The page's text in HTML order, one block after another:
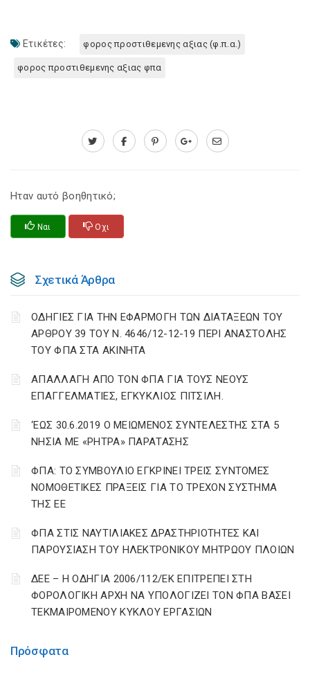
Πρόσφατα
Ετικέτες: φορος προστιθεμενης αξιας (φ.π.α.)
φορος προστιθεμενης αξιας φπα
Ηταν αυτό βοηθητικό;
Ναι Οχι
Σχετικά Άρθρα
ΟΔΗΓΙΕΣ ΓΙΑ ΤΗΝ ΕΦΑΡΜΟΓΗ ΤΩΝ ΔΙΑΤΑΞΕΩΝ ΤΟΥ
ΑΡΘΡΟΥ 39 ΤΟΥ Ν. 4646/12-12-19 ΠΕΡΙ ΑΝΑΣΤΟΛΗΣ
ΤΟΥ ΦΠΑ ΣΤΑ ΑΚΙΝΗΤΑ
ΑΠΑΛΛΑΓΗ ΑΠΟ ΤΟΝ ΦΠΑ ΓΙΑ ΤΟΥΣ ΝΕΟΥΣ
ΕΠΑΓΓΕΛΜΑΤΙΕΣ, ΕΓΚΥΚΛΙΟΣ ΠΙΤΣΙΛΗ.
‘ΕΩΣ 30.6.2019 Ο ΜΕΙΩΜΕΝΟΣ ΣΥΝΤΕΛΕΣΤΗΣ ΣΤΑ 5
ΝΗΣΙΑ ΜΕ «ΡΗΤΡΑ» ΠΑΡΑΤΑΣΗΣ
ΦΠΑ: ΤΟ ΣΥΜΒΟΥΛΙΟ ΕΓΚΡΙΝΕΙ ΤΡΕΙΣ ΣΥΝΤΟΜΕΣ
ΝΟΜΟΘΕΤΙΚΕΣ ΠΡΑΞΕΙΣ ΓΙΑ ΤΟ ΤΡΕΧΟΝ ΣΥΣΤΗΜΑ
ΤΗΣ ΕΕ
ΦΠΑ ΣΤΙΣ ΝΑΥΤΙΛΙΑΚΕΣ ΔΡΑΣΤΗΡΙΟΤΗΤΕΣ ΚΑΙ
ΠΑΡΟΥΣΙΑΣΗ ΤΟΥ ΗΛΕΚΤΡΟΝΙΚΟΥ ΜΗΤΡΩΟΥ ΠΛΟΙΩΝ
ΔΕΕ – Η ΟΔΗΓΙΑ 2006/112/ΕΚ ΕΠΙΤΡΕΠΕΙ ΣΤΗ
ΦΟΡΟΛΟΓΙΚΗ ΑΡΧΗ ΝΑ ΥΠΟΛΟΓΙΖΕΙ ΤΟΝ ΦΠΑ ΒΑΣΕΙ
ΤΕΚΜΑΙΡΟΜΕΝΟΥ ΚΥΚΛΟΥ ΕΡΓΑΣΙΩΝ